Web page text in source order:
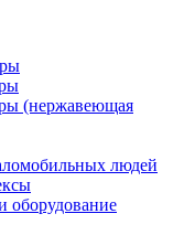
(нержавеющая
людей
оборудование